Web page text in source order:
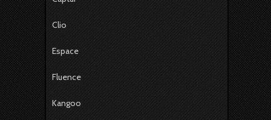
Clio
Espace
Fluence
Kangoo